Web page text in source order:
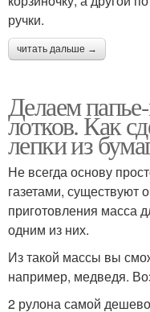
ручки.
читать дальше →
Делаем
лотков. Как
лепки из
Не всегда основу
газетами, существуют
приготовления масса
одним из них.
Из такой массы вы
например, медведя.
2 рулона самой